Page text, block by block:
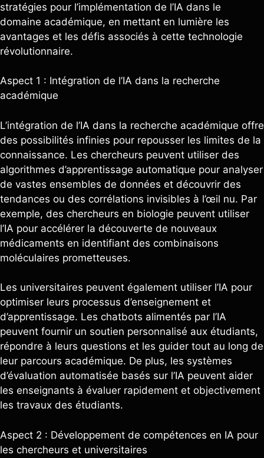
stratégies pour l’implémentation de l’IA dans le
domaine académique, en mettant en lumière les
avantages et les défis associés à cette technologie
révolutionnaire.
Aspect 1 : Intégration de l’IA dans la recherche
académique
L’intégration de l’IA dans la recherche académique offre
des possibilités infinies pour repousser les limites de la
connaissance. Les chercheurs peuvent utiliser des
algorithmes d’apprentissage automatique pour analyser
de vastes ensembles de données et découvrir des
tendances ou des corrélations invisibles à l’œil nu. Par
exemple, des chercheurs en biologie peuvent utiliser
l’IA pour accélérer la découverte de nouveaux
médicaments en identifiant des combinaisons
moléculaires prometteuses.
Les universitaires peuvent également utiliser l’IA pour
optimiser leurs processus d’enseignement et
d’apprentissage. Les chatbots alimentés par l’IA
peuvent fournir un soutien personnalisé aux étudiants,
répondre à leurs questions et les guider tout au long de
leur parcours académique. De plus, les systèmes
d’évaluation automatisée basés sur l’IA peuvent aider
les enseignants à évaluer rapidement et objectivement
les travaux des étudiants.
Aspect 2 : Développement de compétences en IA pour
les chercheurs et universitaires